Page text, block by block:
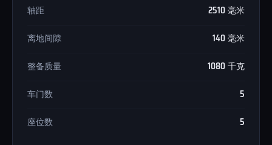
轴距 2510 毫米
离地间隙 140 毫米
整备质量 1080 千克
车门数 5
座位数 5